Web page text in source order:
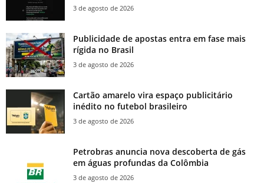
3 de agosto de 2026
Publicidade de apostas entra em fase mais
rígida no Brasil
3 de agosto de 2026
Cartão amarelo vira espaço publicitário
inédito no futebol brasileiro
3 de agosto de 2026
Petrobras anuncia nova descoberta de gás
em águas profundas da Colômbia
3 de agosto de 2026